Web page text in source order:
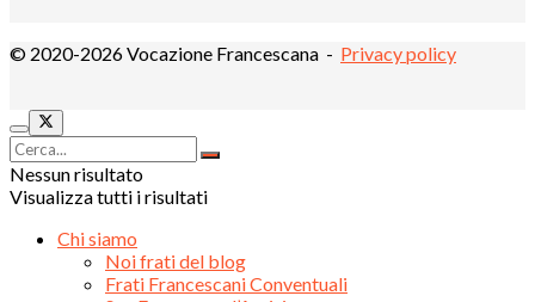
© 2020-2026 Vocazione Francescana - Privacy policy
Nessun risultato
Visualizza tutti i risultati
Chi siamo
Noi frati del blog
Frati Francescani Conventuali